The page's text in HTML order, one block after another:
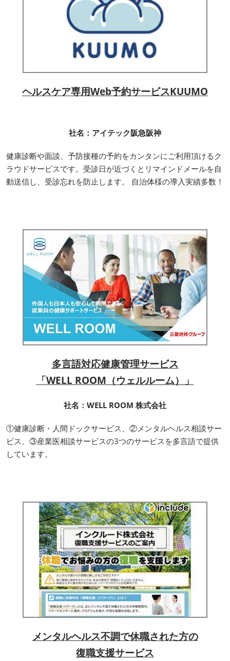
ヘルスケア専用Web予約サービスKUUMO
社名：アイテック阪急阪神
健康診断や面談、予防接種の予約をカンタンにご利用頂けるク
ラウドサービスです。受診日が近づくとリマインドメールを自
動送信し、受診忘れを防止します。 自治体様の導入実績多数！
多言語対応健康管理サービス
「WELL ROOM（ウェルルーム）」
社名：WELL ROOM 株式会社
①健康診断・人間ドックサービス、②メンタルヘルス相談サー
ビス、③産業医相談サービスの3つのサービスを多言語で提供
しています。
メンタルヘルス不調で休職された方の
復職支援サービス